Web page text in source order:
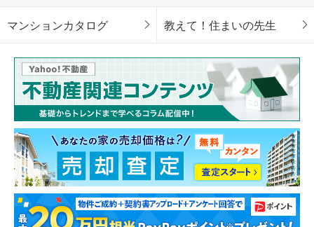
マンションカタログ 教えて！住まいの先生